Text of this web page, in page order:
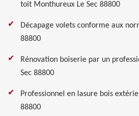
toit Monthureux Le Sec 88800
Décapage volets conforme aux
88800
Rénovation boiserie par un
Sec 88800
Professionnel en lasure bois
88800